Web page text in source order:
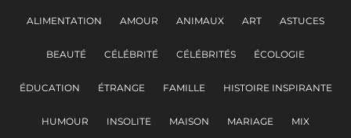
ALIMENTATION AMOUR ANIMAUX ART ASTUCES
BEAUTÉ CÉLÉBRITÉ CÉLÉBRITÉS ÉCOLOGIE
ÉDUCATION ÉTRANGE FAMILLE HISTOIRE INSPIRANTE
HUMOUR INSOLITE MAISON MARIAGE MIX